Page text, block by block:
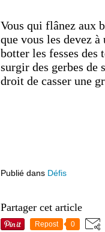
Vous qui flânez aux
que vous les devez
botter les fesses
surgir des gerbes de
droit de casser une
Publié dans Défis
Partager cet article
Repost 0